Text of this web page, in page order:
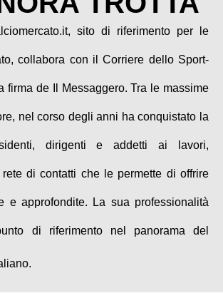
sito di riferimento per le
collabora con il Corriere dello Sport-
firma de Il Messaggero. Tra le massime
nel corso degli anni ha conquistato la
dirigenti e addetti ai lavori,
di contatti che le permette di offrire
e approfondite. La sua professionalità
di riferimento nel panorama del